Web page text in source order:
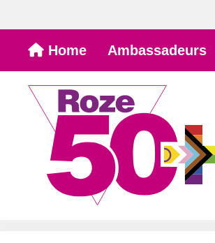
naar
inhoud
Home Ambassadeurs